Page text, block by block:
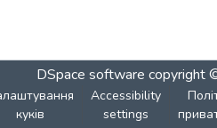
DSpace software copyright
куків
Accessibility
settings